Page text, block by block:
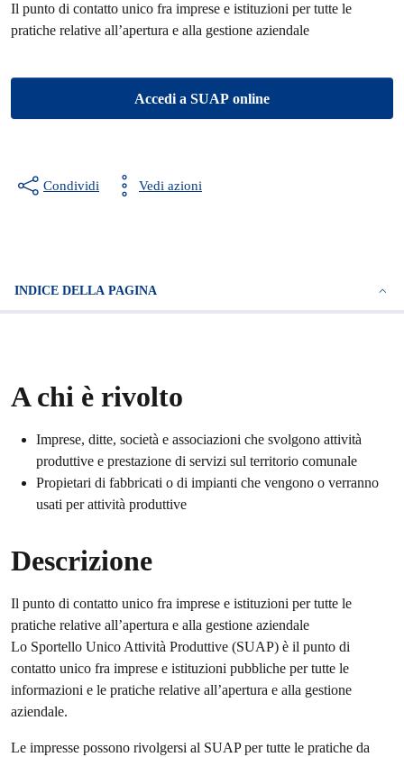
Il punto di contatto unico fra imprese e istituzioni per tutte le
pratiche relative all’apertura e alla gestione aziendale
Accedi a SUAP online
Condividi Vedi azioni
INDICE DELLA PAGINA
A chi è rivolto
Imprese, ditte, società e associazioni che svolgono attività
produttive e prestazione di servizi sul territorio comunale
Propietari di fabbricati o di impianti che vengono o verranno
usati per attività produttive
Descrizione
Il punto di contatto unico fra imprese e istituzioni per tutte le
pratiche relative all’apertura e alla gestione aziendale
Lo Sportello Unico Attività Produttive (SUAP) è il punto di
contatto unico fra imprese e istituzioni pubbliche per tutte le
informazioni e le pratiche relative all’apertura e alla gestione
aziendale.
Le impresse possono rivolgersi al SUAP per tutte le pratiche da